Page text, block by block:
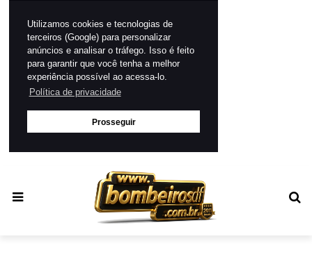
Utilizamos cookies e tecnologias de
terceiros (Google) para personalizar
anúncios e analisar o tráfego. Isso é feito
para garantir que você tenha a melhor
experiência possível ao acessa-lo.
Política de privacidade
Prosseguir